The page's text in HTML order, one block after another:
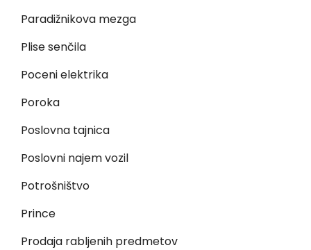
Paradižnikova mezga
Plise senčila
Poceni elektrika
Poroka
Poslovna tajnica
Poslovni najem vozil
Potrošništvo
Prince
Prodaja rabljenih predmetov